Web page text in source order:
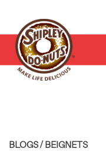
BLOGS / BEIGNETS